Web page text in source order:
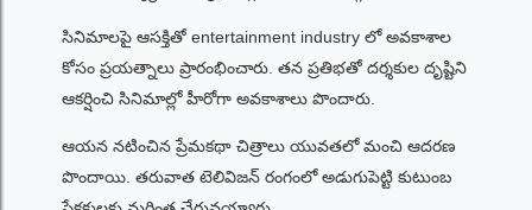
సినిమాలపై ఆసక్తితో entertainment industry లో అవకాశాల
కోసం ప్రయత్నాలు ప్రారంభించారు. తన ప్రతిభతో దర్శకుల దృష్టిని
ఆకర్షించి సినిమాల్లో హీరోగా అవకాశాలు పొందారు.
ఆయన నటించిన ప్రేమకథా చిత్రాలు యువతలో మంచి ఆదరణ
పొందాయి. తరువాత టెలివిజన్ రంగంలో అడుగుపెట్టి కుటుంబ